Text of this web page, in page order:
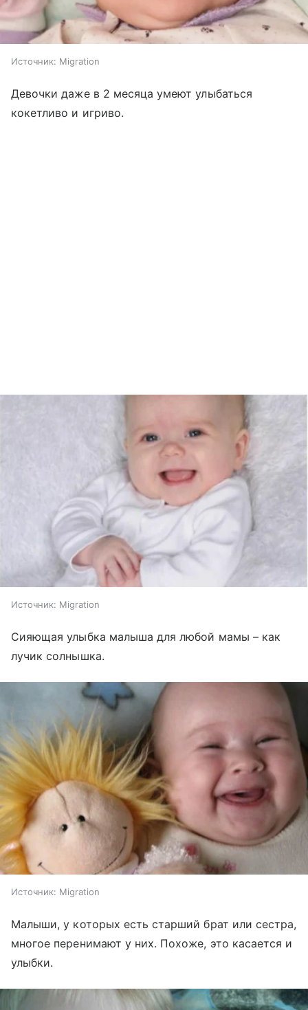
Источник: Migration
Девочки даже в 2 месяца умеют улыбаться
кокетливо и игриво.
Источник: Migration
Сияющая улыбка малыша для любой мамы – как
лучик солнышка.
Источник: Migration
Малыши, у которых есть старший брат или сестра,
многое перенимают у них. Похоже, это касается и
улыбки.